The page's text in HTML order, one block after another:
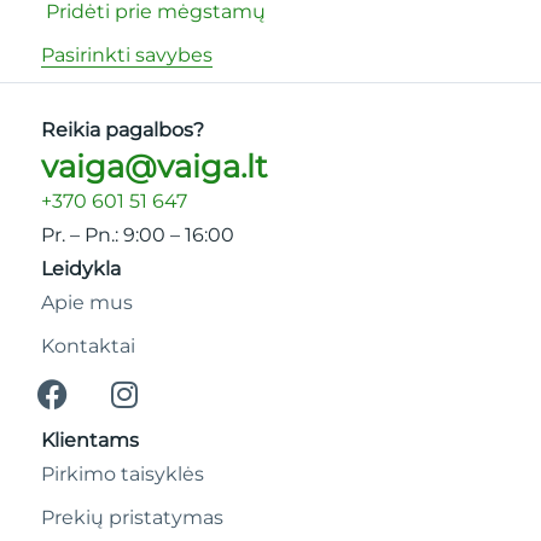
Pridėti prie mėgstamų
Pasirinkti savybes
Reikia pagalbos?
vaiga@vaiga.lt
+370 601 51 647
Pr. – Pn.: 9:00 – 16:00
Leidykla
Apie mus
Kontaktai
Klientams
Pirkimo taisyklės
Prekių pristatymas